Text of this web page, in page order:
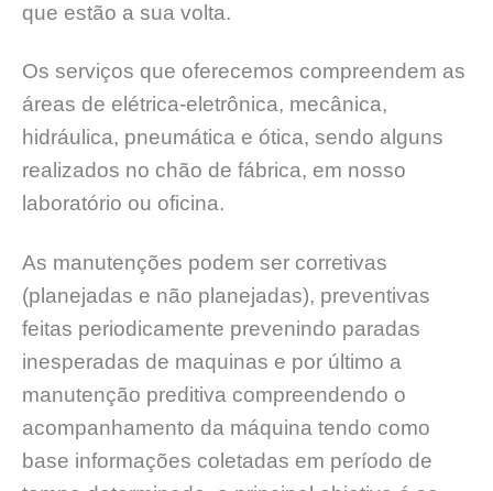
que estão a sua volta.
Os serviços que oferecemos compreendem as
áreas de elétrica-eletrônica, mecânica,
hidráulica, pneumática e ótica, sendo alguns
realizados no chão de fábrica, em nosso
laboratório ou oficina.
As manutenções podem ser corretivas
(planejadas e não planejadas), preventivas
feitas periodicamente prevenindo paradas
inesperadas de maquinas e por último a
manutenção preditiva compreendendo o
acompanhamento da máquina tendo como
base informações coletadas em período de